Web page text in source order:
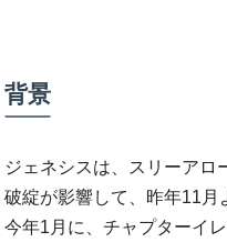
背景
ジェネシスは、スリーア
破綻が影響して、昨年11月
今年1月に、チャプターイ